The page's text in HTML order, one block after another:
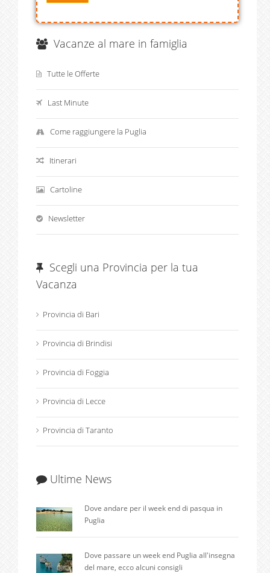
Vacanze al mare in famiglia
Tutte le Offerte
Last Minute
Come raggiungere la Puglia
Itinerari
Cartoline
Newsletter
Scegli una Provincia per la tua
Vacanza
Provincia di Bari
Provincia di Brindisi
Provincia di Foggia
Provincia di Lecce
Provincia di Taranto
Ultime News
Dove andare per il week end di pasqua in
Puglia
Dove passare un week end Puglia all'insegna
del mare, ecco alcuni consigli